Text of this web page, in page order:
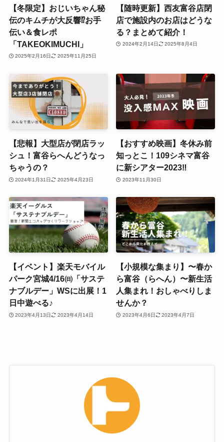
【冬限定】おじいちゃん秘
伝のキムチが大反響⁉お手
伝い＆食レポ
「TAKEOKIMUCHI」
2025年2月16日 2025年11月25日
【随時更新】西友富谷店閉
店で施設内のお店はどうな
る？まとめて紹介！
2024年2月14日 2025年8月4日
【悲報】大型店が閉店ラッ
シュ！富谷らへんどうなっ
ちゃうの？
2024年1月31日 2025年4月23日
【おすすめ映画】冬休み前
知っとこ！109シネマ富谷
に新シアター2023‼
2023年11月30日
【イベント】楽天モバイル
パーク宮城4/16㈰「サステ
ナブルデー」WSに出展！1
日中遊べる♪
2023年4月13日 2023年4月14日
【小規模な集まり】〜春か
ら富谷（らへん）〜新生活
人集まれ！おしゃべりしま
せんか？
2023年4月6日 2023年4月7日